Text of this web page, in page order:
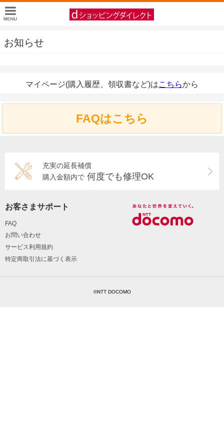
お知らせ
マイページ(購入履歴、領収書など)はこちらから
FAQはこちら
充実の延長補償
購入金額内で 何度でも修理OK
お客さまサポート
FAQ
お問い合わせ
サービス利用規約
特定商取引法に基づく表示
©NTT DOCOMO